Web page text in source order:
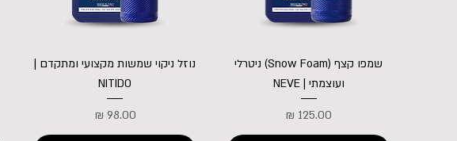
שמפו קצף (Snow Foam) ניטרלי
ועוצמתי | NEVE
מחיר
נוזל ניקוי שמשות מקצועי ומתקדם |
NITIDO
מחיר